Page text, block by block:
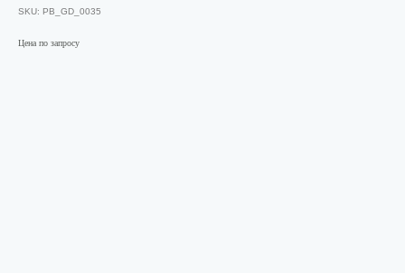
SKU: PB_GD_0035
Цена по запросу